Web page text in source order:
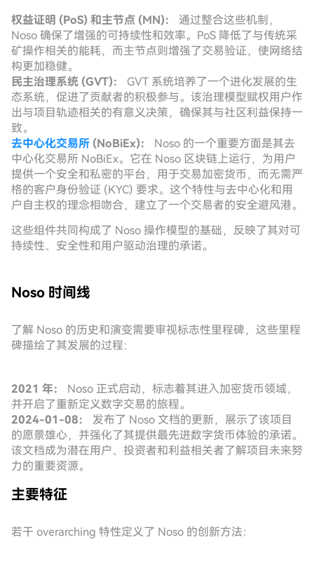
权益证明 (PoS) 和主节点 (MN)：
通过整合这些机制，
Noso 确保了增强的可持续性和效率。PoS 降低了与传统采
矿操作相关的能耗，而主节点则增强了交易验证，使网络结
构更加稳健。
民主治理系统 (GVT)：
GVT 系统培养了一个进化发展的生
态系统，促进了贡献者的积极参与。该治理模型赋权用户作
出与项目轨迹相关的有意义决策，确保其与社区利益保持一
致。
去中心化交易所 (NoBiEx)：
Noso 的一个重要方面是其去
中心化交易所 NoBiEx。它在 Noso 区块链上运行，为用户
提供一个安全和私密的平台，用于交易加密货币，而无需严
格的客户身份验证 (KYC) 要求。这个特性与去中心化和用
户自主权的理念相吻合，建立了一个交易者的安全避风港。
这些组件共同构成了 Noso 操作模型的基础，反映了其对可
持续性、安全性和用户驱动治理的承诺。
Noso 时间线
了解 Noso 的历史和演变需要审视标志性里程碑，这些里程
碑描绘了其发展的过程：
2021 年：
Noso 正式启动，标志着其进入加密货币领域，
并开启了重新定义数字交易的旅程。
2024-01-08：
发布了 Noso 文档的更新，展示了该项目
的愿景雄心，并强化了其提供最先进数字货币体验的承诺。
该文档成为潜在用户、投资者和利益相关者了解项目未来努
力的重要资源。
主要特征
若干 overarching 特性定义了 Noso 的创新方法：